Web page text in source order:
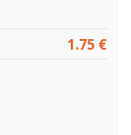
1.75 €